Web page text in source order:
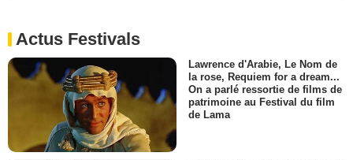
Actus Festivals
Lawrence d'Arabie, Le Nom de
la rose, Requiem for a dream...
On a parlé ressortie de films de
patrimoine au Festival du film
de Lama